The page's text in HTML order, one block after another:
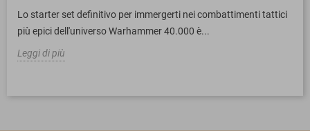
Lo starter set definitivo per immergerti nei combattimenti tattici
più epici dell'universo Warhammer 40.000 è...
Leggi di più